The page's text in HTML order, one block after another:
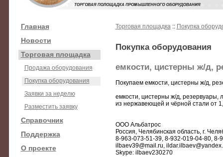
Главная
Новости
Торговая площадка
Продажа оборудования
Покупка оборудования
Заявки за неделю
Разместить заявку
Справочник
Поддержка
О проекте
Торговая площадка:: Покупка
Покупка оборудования
емкости, цистерны ж/д,
Покупаем емкости, цистерны ж/д,
емкости, цистерны ж/д, резервуары,
из нержавеющей и чёрной стали от
ООО Альбатрос
Россия, Челябинская область, г.
8-963-073-51-39, 8-932-019-04-80, 8-
ilbaev39@mail.ru,
Skype: ilbaev230270